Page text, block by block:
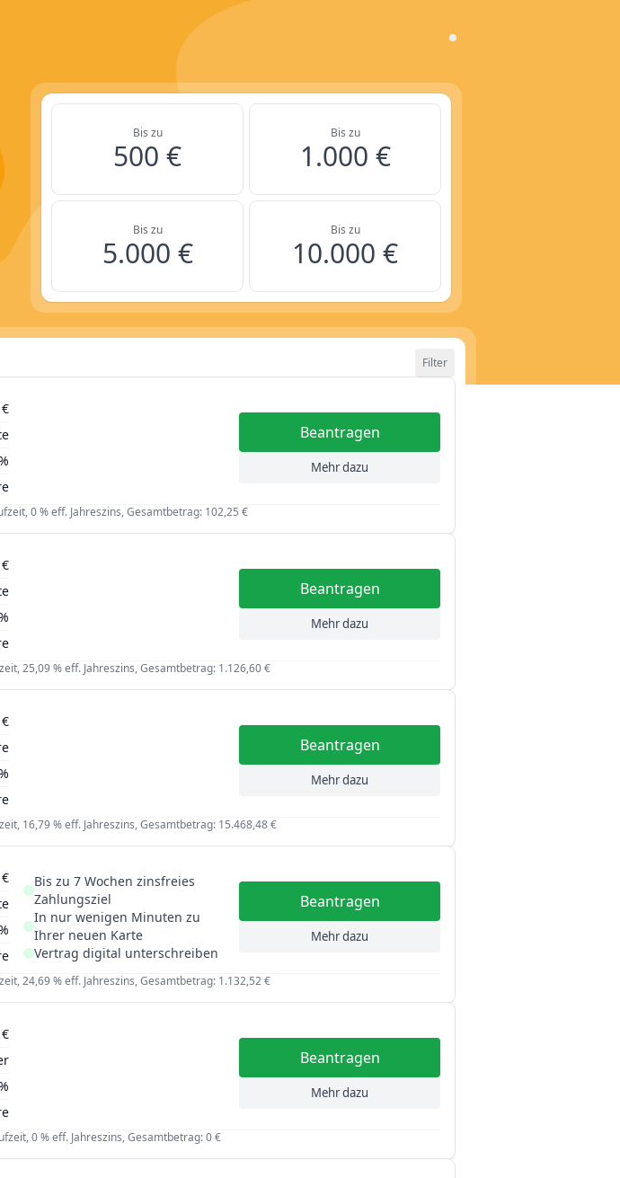
Bis zu
500 €
Bis zu
1.000 €
Bis zu
5.000 €
Bis zu
10.000 €
Filter
12 Jahre
Beantragen
Mehr dazu
0 % eff. Jahreszins, Gesamtbetrag: 102,25 €
Beantragen
Mehr dazu
25,09 % eff. Jahreszins, Gesamtbetrag: 1.126,60 €
Beantragen
Mehr dazu
16,79 % eff. Jahreszins, Gesamtbetrag: 15.468,48 €
Bis zu 7 Wochen zinsfreies
Zahlungsziel
In nur wenigen Minuten zu
Ihrer neuen Karte
Vertrag digital unterschreiben
Beantragen
Mehr dazu
24,69 % eff. Jahreszins, Gesamtbetrag: 1.132,52 €
Beantragen
Mehr dazu
0 % eff. Jahreszins, Gesamtbetrag: 0 €